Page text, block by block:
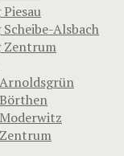
Alsbach
Zentrum